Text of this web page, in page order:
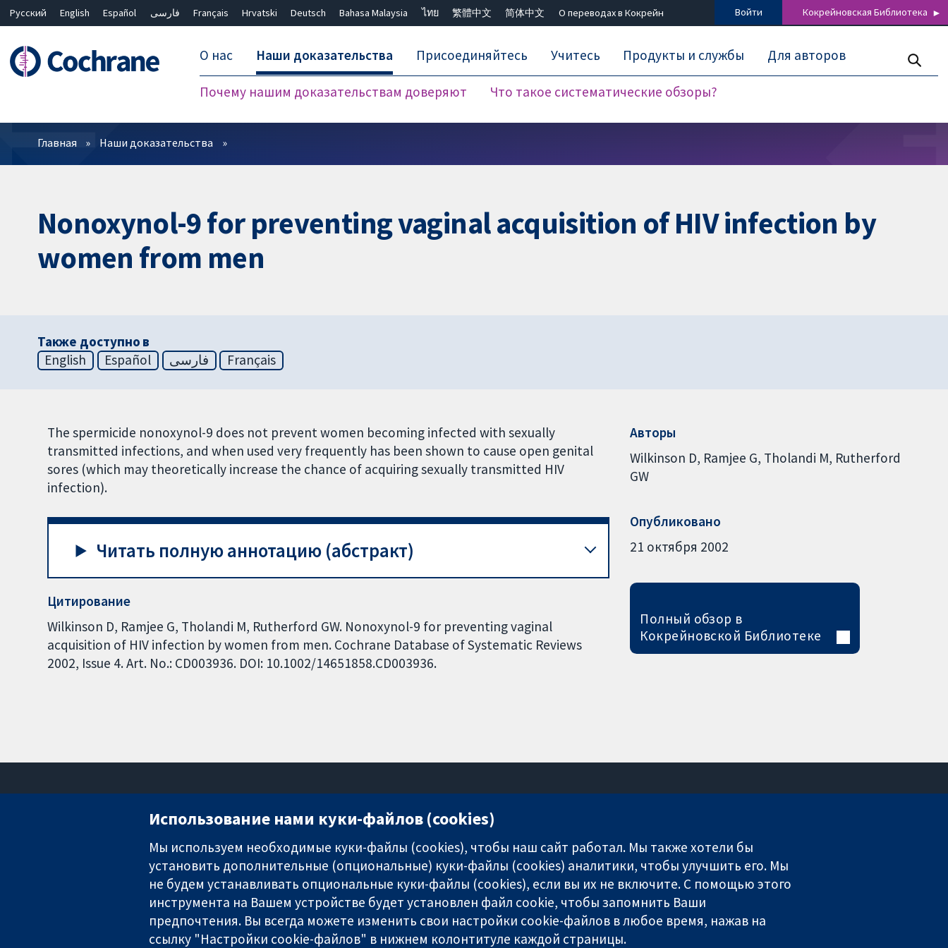
Русский English Español فارسی Français Hrvatski Deutsch Bahasa Malaysia ไทย 繁體中文 简体中文 О переводах в Кокрейн Войти Кокрейновская Библиотека
О нас Наши доказательства
Почему нашим доказательствам доверяют Что такое систематические обзоры?
Присоединяйтесь Учитесь Продукты и службы Для авторов
Фильтры
Главная Наши доказательства
Nonoxynol-9 for preventing vaginal acquisition of HIV infection by
women from men
Также доступно в
English
Español فارسی Français
The spermicide nonoxynol-9 does not prevent women becoming infected with sexually
transmitted infections, and when used very frequently has been shown to cause open genital
sores (which may theoretically increase the chance of acquiring sexually transmitted HIV
infection).
Читать полную аннотацию (абстракт)
Цитирование
Wilkinson D, Ramjee G, Tholandi M, Rutherford GW. Nonoxynol-9 for preventing vaginal
acquisition of HIV infection by women from men. Cochrane Database of Systematic Reviews
2002, Issue 4. Art. No.: CD003936. DOI: 10.1002/14651858.CD003936.
Авторы
Wilkinson D Ramjee G Tholandi M Rutherford
GW
Опубликовано
21 октября 2002
Полный обзор в
Кокрейновской Библиотеке
Надёжные доказательства
Информированные решения
11-13 Cavendish Square
W1G 0AN
United Kingdom
Пресс-служба
О нас
Работа
Cochrane Library
Использование нами куки-файлов (cookies)
Мы используем необходимые куки-файлы (cookies), чтобы наш сайт работал. Мы также хотели бы
установить дополнительные (опциональные) куки-файлы (cookies) аналитики, чтобы улучшить его. Мы
не будем устанавливать опциональные куки-файлы (cookies), если вы их не включите. С помощью этого
инструмента на Вашем устройстве будет установлен файл cookie, чтобы запомнить Ваши
предпочтения. Вы всегда можете изменить свои настройки cookie-файлов в любое время, нажав на
ссылку "Настройки cookie-файлов" в нижнем колонтитуле каждой страницы.